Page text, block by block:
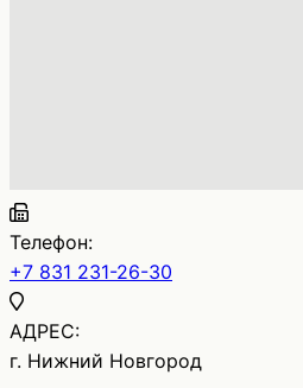
Телефон:
+7 831 231-26-30
АДРЕС:
г. Нижний Новгород